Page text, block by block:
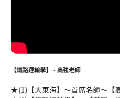
【鐵路運輸學】 - 高強老師
★(1)【大東海】～首席名師～【